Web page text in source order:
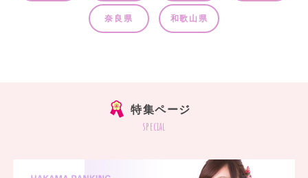
奈良県 和歌山県
特集ページ
special